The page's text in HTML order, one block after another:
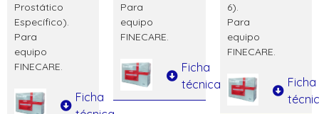
Prostático
Específico).
Para
equipo
FINECARE.
Ficha
Para
equipo
FINECARE.
Ficha
técnica
6).
Para
equipo
FINECARE.
Ficha